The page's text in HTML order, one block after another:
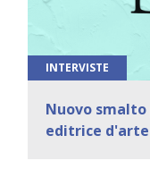
INTERVISTE
Nuovo smalto
editrice